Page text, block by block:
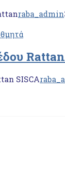
raba_admin
SISCA